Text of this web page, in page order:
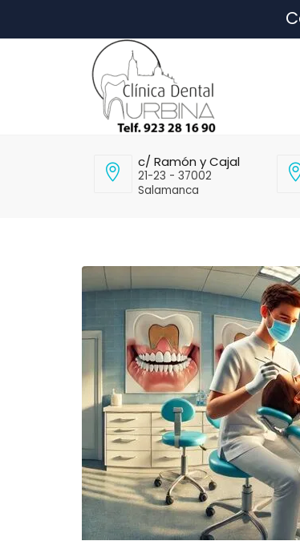
c/ Ramón y Cajal
21-23 - 37002
Salamanca